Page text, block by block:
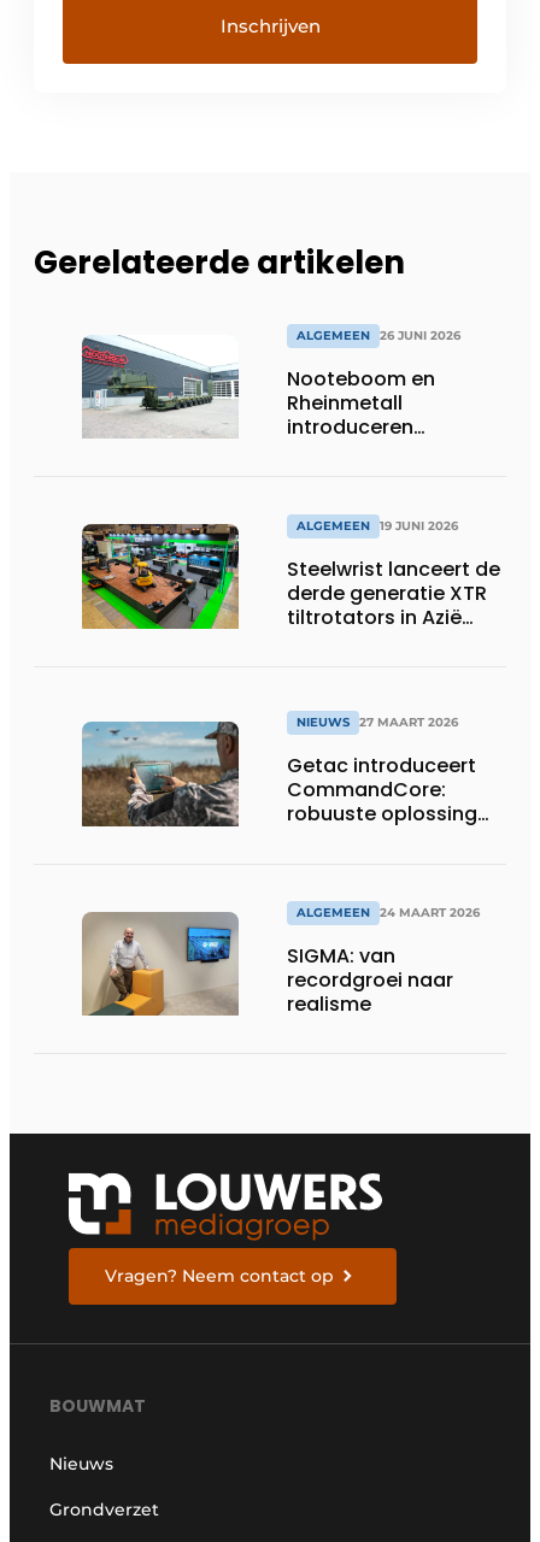
Gerelateerde artikelen
ALGEMEEN 26 JUNI 2026
Nooteboom en
Rheinmetall
introduceren
ALGEMEEN 19 JUNI 2026
Steelwrist lanceert de
derde generatie XTR
tiltrotators in Azië
NIEUWS 27 MAART 2026
Getac introduceert
CommandCore:
robuuste oplossing
ALGEMEEN 24 MAART 2026
SIGMA: van
recordgroei naar
realisme
Vragen? Neem contact op
BOUWMAT
Nieuws
Grondverzet